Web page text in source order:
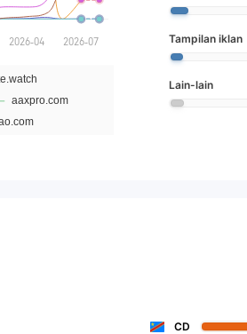
Tampilan iklan
Lain-lain
CD